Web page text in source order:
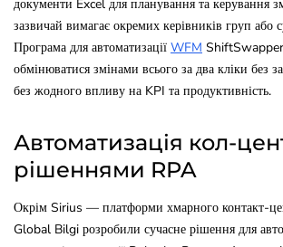
документи Excel для планування та керування
зазвичай вимагає окремих керівників груп або
Програма для автоматизації WFM ShiftSwapper
обмінюватися змінами всього за два кліки без
без жодного впливу на KPI та продуктивність.
Автоматизація кол-
рішеннями RPA
Окрім Sirius — платформи хмарного контакт-
Global Bilgi розробили сучасне рішення для